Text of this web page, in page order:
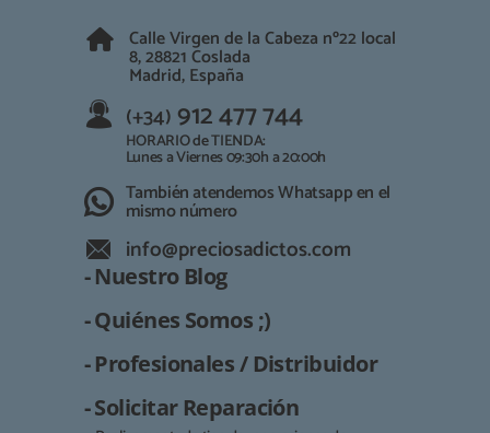
Calle Virgen de la Cabeza nº22 local
8, 28821 Coslada
Madrid, España
(+34) 912 477 744
HORARIO de TIENDA:
Lunes a Viernes 09:30h a 20:00h
También atendemos Whatsapp en el
mismo número
info@preciosadictos.com
- Nuestro Blog
- Quiénes Somos ;)
- Profesionales / Distribuidor
- Solicitar Reparación